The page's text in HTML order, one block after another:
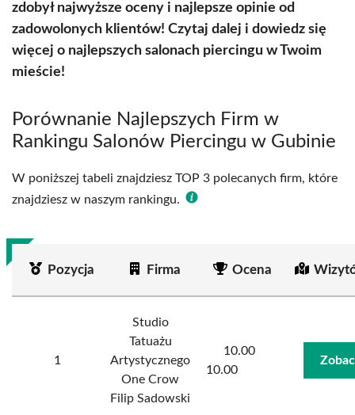
zdobył najwyższe oceny i najlepsze opinie od
zadowolonych klientów! Czytaj dalej i dowiedz się
więcej o najlepszych salonach piercingu w Twoim
mieście!
Porównanie Najlepszych Firm w
Rankingu Salonów Piercingu w Gubinie
W poniższej tabeli znajdziesz TOP 3 polecanych firm, które
znajdziesz w naszym rankingu.
Pozycja Firma Ocena
1
Studio
Tatuażu
Artystycznego
One Crow
Filip Sadowski
10.00
10.00